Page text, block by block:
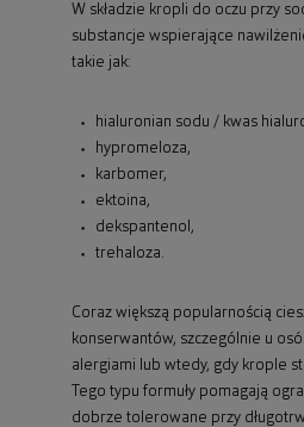
W składzie kropli do oczu przy
substancje wspierające
takie jak:
hialuronian sodu / kwas
hypromeloza,
karbomer,
ektoina,
dekspantenol,
trehaloza.
Coraz większą popularnością
konserwantów, szczególnie u
alergiami lub wtedy, gdy krople
Tego typu formuły pomagają
dobrze tolerowane przy